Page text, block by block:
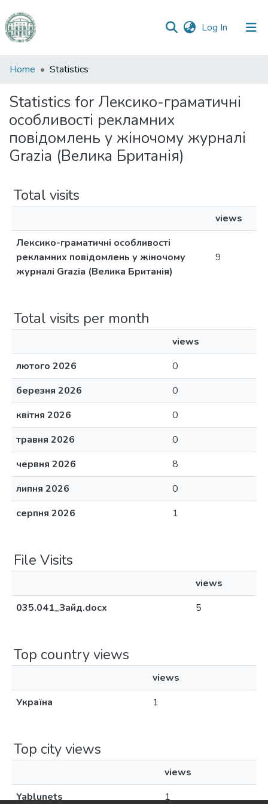
Log In (current)
Communities
Collections
All of DSpace
Home Statistics
Statistics for Лексико-граматичні
особливості рекламних
повідомлень у жіночому журналі
Grazia (Велика Британія)
Total visits
views
Лексико-граматичні особливості
рекламних повідомлень у жіночому
журналі Grazia (Велика Британія)
9
Total visits per month
views
лютого 2026
0
березня 2026
0
квітня 2026
0
травня 2026
0
червня 2026
8
липня 2026
0
серпня 2026
1
File Visits
views
035.041_Зайд.docx
5
Top country views
views
Україна
1
Top city views
views
Yablunets
1